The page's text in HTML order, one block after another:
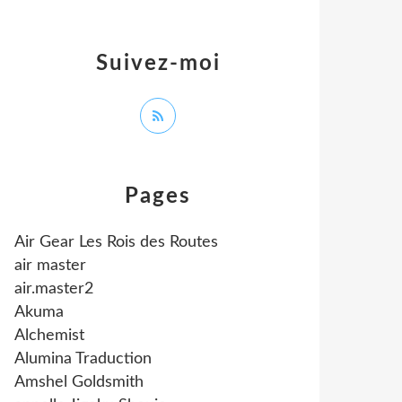
Pages
Air Gear Les Rois des Routes
air master
air.master2
Akuma
Alchemist
Alumina Traduction
Amshel Goldsmith
Suivez-moi